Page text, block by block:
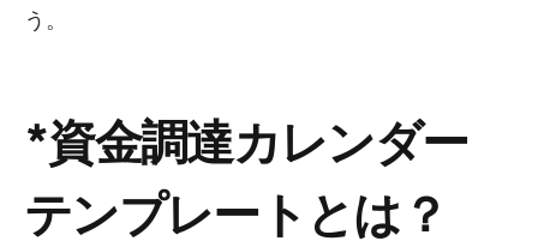
う。
*資金調達カレンダー
テンプレートとは？